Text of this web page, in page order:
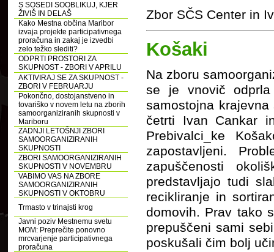
S SOSEDI SOOBLIKUJ, KJER
ŽIVIŠ IN DELAŠ
Kako Mestna občina Maribor
izvaja projekte participativnega
proračuna in zakaj je izvedbi
zelo težko slediti?
ODPRTI PROSTORI ZA
SKUPNOST - ZBORI V APRILU
AKTIVIRAJ SE ZA SKUPNOST -
ZBORI V FEBRUARJU
Pokončno, dostojanstveno in
tovariško v novem letu na zborih
samoorganiziranih skupnosti v
Mariboru
ZADNJI LETOŠNJI ZBORI
SAMOORGANIZIRANIH
SKUPNOSTI
ZBORI SAMOORGANIZIRANIH
SKUPNOSTI V NOVEMBRU
VABIMO VAS NA ZBORE
SAMOORGANIZIRANIH
SKUPNOSTI V OKTOBRU
Trmasto v trinajsti krog
Javni poziv Mestnemu svetu
MOM: Preprečite ponovno
mrcvarjenje participativnega
proračuna
Zbor SČS Center in
Košaki
Na zboru
se je vnovič
samostojna
četrti Ivan Cankar
Prebivalci_ke
zapostavljeni.
zapuščenosti
predstavljajo tudi
recikliranje in
domovih. Prav tako
prepuščeni sami
poskušali čim bolj